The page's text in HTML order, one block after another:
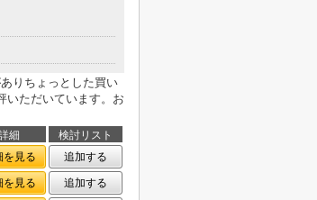
りちょっとした買い
いただいています。お
細
検討リスト
を見る
追加する
を見る
追加する